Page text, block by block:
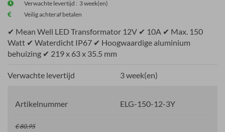
Verwachte levertijd : 3 week(en)
Veilig achteraf betalen
✔ Mean Well LED Transformator 12V ✔ 10A ✔ Max. 150
Watt ✔ Waterdicht IP67 ✔ Hoogwaardige aluminium
behuizing ✔ 219 x 63 x 35.5 mm
Verwachte levertijd 3 week(en)
Artikelnummer ELG-150-12-3Y
€ 80,95